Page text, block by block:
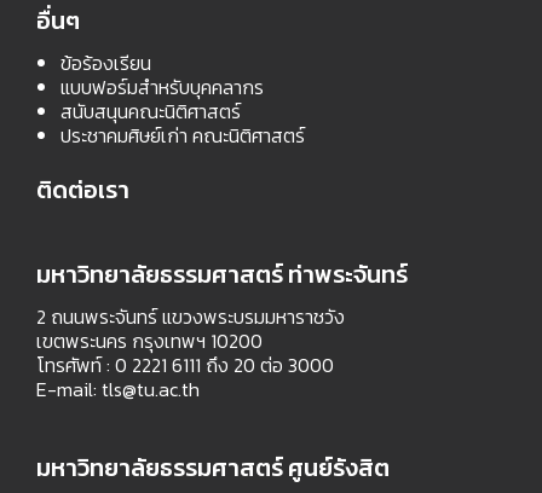
อื่นๆ
ข้อร้องเรียน
แบบฟอร์มสำหรับบุคคลากร
สนับสนุนคณะนิติศาสตร์
ประชาคมศิษย์เก่า คณะนิติศาสตร์
ติดต่อเรา
มหาวิทยาลัยธรรมศาสตร์ ท่าพระจันทร์
2 ถนนพระจันทร์ แขวงพระบรมมหาราชวัง
เขตพระนคร กรุงเทพฯ 10200
โทรศัพท์ : 0 2221 6111 ถึง 20 ต่อ 3000
E-mail: tls@tu.ac.th
มหาวิทยาลัยธรรมศาสตร์ ศูนย์รังสิต